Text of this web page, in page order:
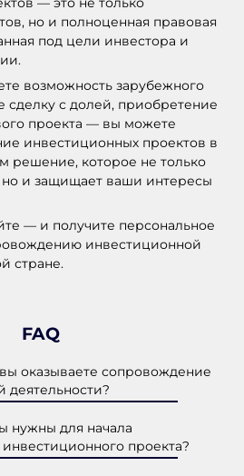
но и полноценная правовая
под цели инвестора и
возможность зарубежного
сделку с долей, приобретение
проекта — вы можете
инвестиционных проектов в
решение, которое не только
но и защищает ваши интересы
— и получите персональное
инвестиционной
стране.
FAQ
вы оказываете сопровождение
деятельности?
нужны для начала
проекта?